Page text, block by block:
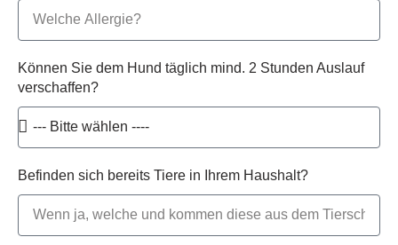
Können Sie dem Hund täglich mind. 2 Stunden Auslauf
verschaffen?
Befinden sich bereits Tiere in Ihrem Haushalt?